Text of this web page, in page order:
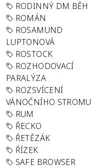
RODINNÝ DM BĚH
ROMÁN
ROSAMUND
LUPTONOVÁ
ROSTOCK
ROZHODOVACÍ
PARALÝZA
ROZSVÍCENÍ
VÁNOČNÍHO STROMU
RUM
ŘECKO
ŘETĚZÁK
ŘÍZEK
SAFE BROWSER